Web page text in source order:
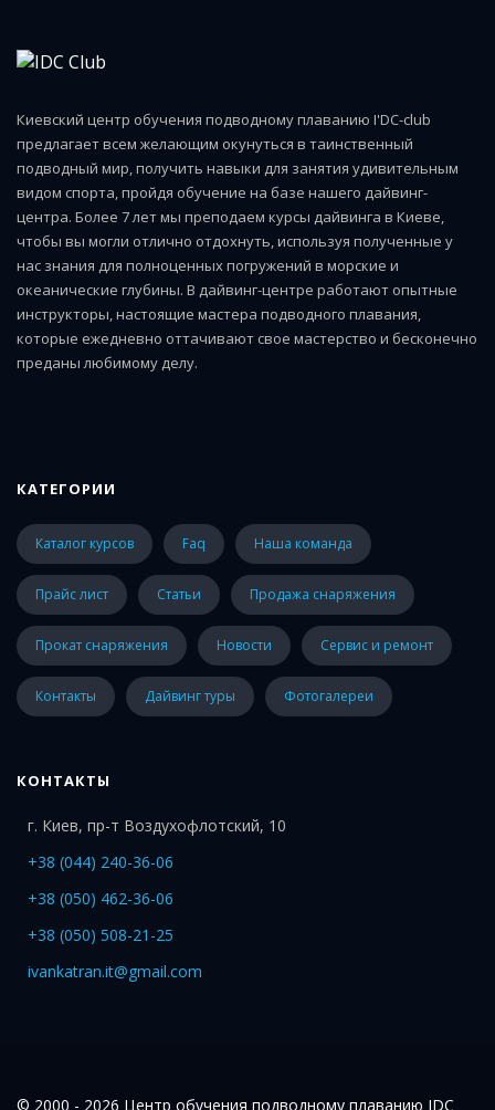
Киевский центр обучения подводному плаванию I'DC-club
предлагает всем желающим окунуться в таинственный
подводный мир, получить навыки для занятия удивительным
видом спорта, пройдя обучение на базе нашего дайвинг-
центра. Более 7 лет мы преподаем курсы дайвинга в Киеве,
чтобы вы могли отлично отдохнуть, используя полученные у
нас знания для полноценных погружений в морские и
океанические глубины. В дайвинг-центре работают опытные
инструкторы, настоящие мастера подводного плавания,
которые ежедневно оттачивают свое мастерство и бесконечно
преданы любимому делу.
КАТЕГОРИИ
каталог курсов faq наша команда
прайс лист статьи Продажа снаряжения
Прокат снаряжения Новости Сервис и ремонт
Контакты Дайвинг туры Фотогалереи
КОНТАКТЫ
г. Киев, пр-т Воздухофлотский, 10
+38 (044) 240-36-06
+38 (050) 462-36-06
+38 (050) 508-21-25
ivankatran.it@gmail.com
© 2000 - 2026 Центр обучения подводному плаванию IDC